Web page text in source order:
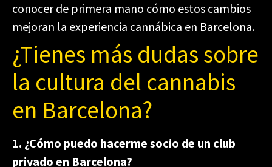
conocer de primera mano cómo estos cambios
mejoran la experiencia cannábica en Barcelona.
¿Tienes más dudas sobre
la cultura del cannabis
en Barcelona?
1. ¿Cómo puedo hacerme socio de un club
privado en Barcelona?